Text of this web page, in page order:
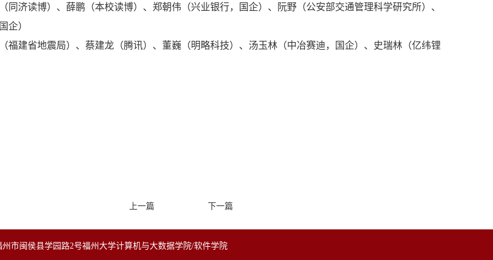
同济读博）、薛鹏（本校读博）、郑朝伟（兴业银行，国企）、阮野（公安部交通管理科学研究所）、
企）
福建省地震局）、蔡建龙（腾讯）、董巍（明略科技）、汤玉林（中冶赛迪，国企）、史瑞林（亿纬锂
上一篇 下一篇
市闽侯县学园路2号福州大学计算机与大数据学院/软件学院